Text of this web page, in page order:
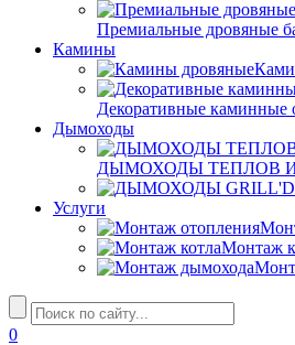
Премиальные дровяные
Камины
Декоративные каминные
Дымоходы
ДЫМОХОДЫ ТЕПЛОВ
Услуги
Монтаж
0